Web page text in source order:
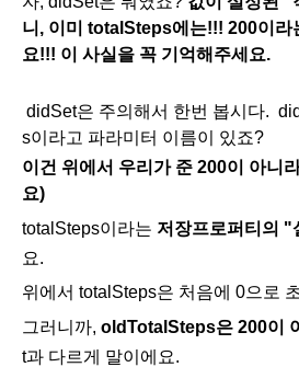
니, 이미 totalSteps에는!!! 200이라
요!!! 이 사실을 꼭 기억해주세요.
didSet은 주의해서 한번 봅시다.
s이라고 파라미터 이름이 있죠?
이건 위에서 우리가 준 200이 아니
요)
totalSteps이라는 저장프로퍼티의 "
요.
위에서 totalSteps은 처음에 0으로
그러니까, oldTotalSteps은 200이
t과 다르게 말이에요.